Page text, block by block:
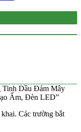
Tinh Dầu Đám Mây
Ẩm, Đèn LED”
Các trường bắt